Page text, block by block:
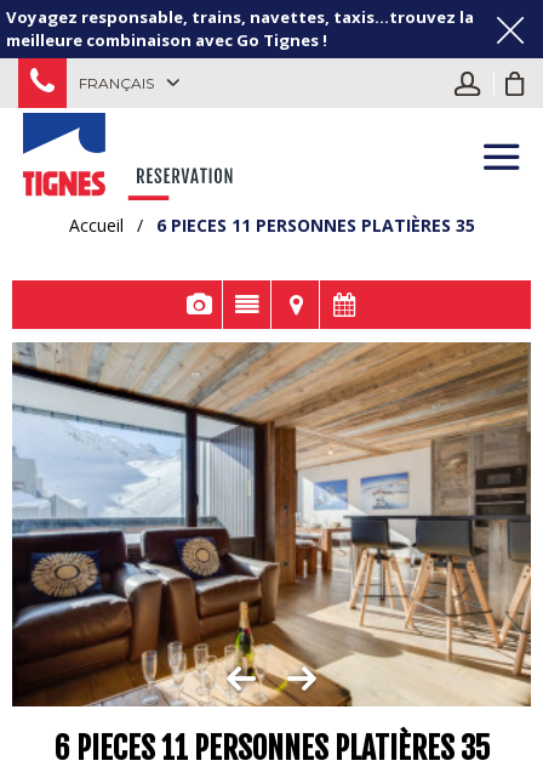
Voyagez responsable, trains, navettes, taxis...trouvez la
meilleure combinaison avec Go Tignes !
FRANÇAIS
Accueil / 6 PIECES 11 PERSONNES PLATIÈRES 35
6 PIECES 11 PERSONNES PLATIÈRES 35